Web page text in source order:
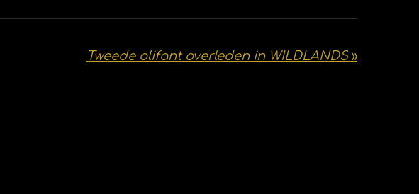
Tweede olifant overleden in WILDLANDS »